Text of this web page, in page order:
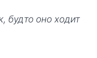
будто оно ходит